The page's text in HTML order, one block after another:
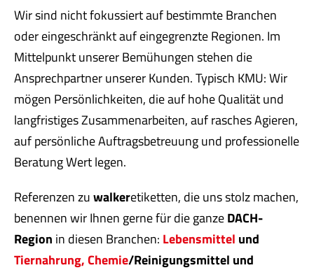
Wir sind nicht fokussiert auf bestimmte Branchen
oder eingeschränkt auf eingegrenzte Regionen. Im
Mittelpunkt unserer Bemühungen stehen die
Ansprechpartner unserer Kunden. Typisch KMU: Wir
mögen Persönlichkeiten, die auf hohe Qualität und
langfristiges Zusammenarbeiten, auf rasches Agieren,
auf persönliche Auftragsbetreuung und professionelle
Beratung Wert legen.
Referenzen zuwalkeretiketten, die uns stolz machen,
benennen wir Ihnen gerne für die ganzeDACH-
Region in diesen Branchen: Lebensmittel und
Tiernahrung,Chemie/Reinigungsmittel und